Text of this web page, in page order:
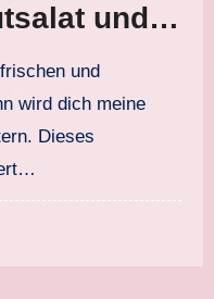
und
wird dich meine
Dieses